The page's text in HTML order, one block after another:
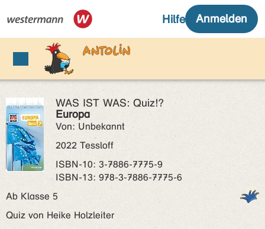
WAS IST WAS: Quiz!?
Europa
Von: Unbekannt
2022 Tessloff
ISBN‑10: 3-7886-7775-9
ISBN‑13: 978-3-7886-7775-6
Ab Klasse 5
Quiz von Heike Holzleiter